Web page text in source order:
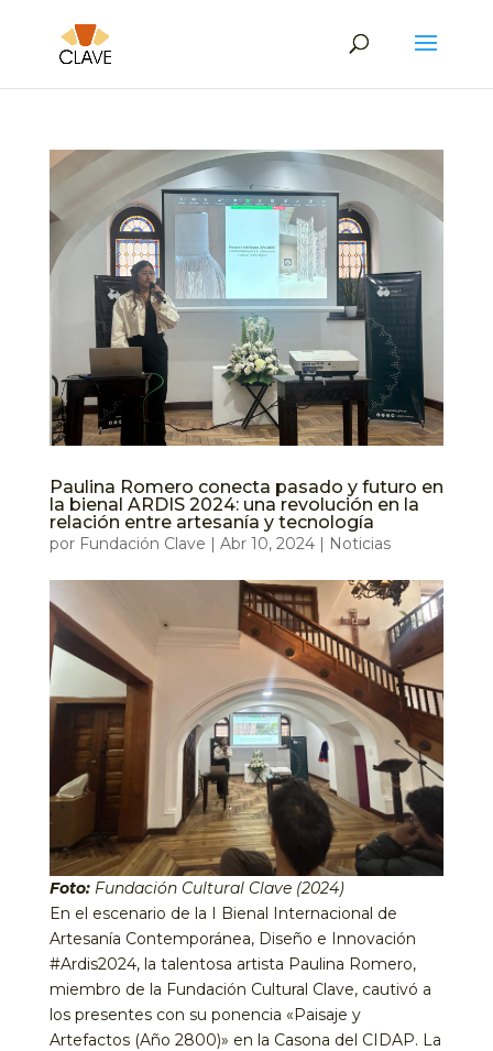
Paulina Romero conecta pasado y futuro en
la bienal ARDIS 2024: una revolución en la
relación entre artesanía y tecnología
por Fundación Clave | Abr 10, 2024| Noticias
Foto: Fundación Cultural Clave (2024)
En el escenario de la I Bienal Internacional de
Artesanía Contemporánea, Diseño e Innovación
#Ardis2024, la talentosa artista Paulina Romero,
miembro de la Fundación Cultural Clave, cautivó a
los presentes con su ponencia «Paisaje y
Artefactos (Año 2800)» en la Casona del CIDAP. La